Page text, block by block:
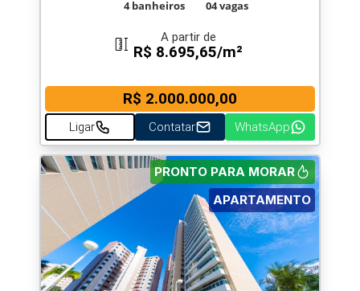
4 banheiros 04 vagas
A partir de
R$ 8.695,65/m²
R$ 2.000.000,00
Ligar Contatar WhatsApp
APARTAMENTO
PRONTO PARA MORAR